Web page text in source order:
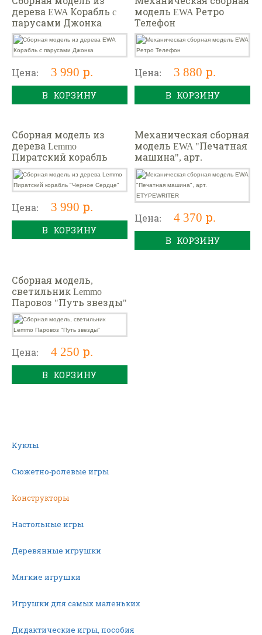
дерева EWA Корабль c
парусами Джонка
Цена: 3 990 р.
В КОРЗИНУ
модель EWA Ретро
Телефон
Цена: 3 880 р.
В КОРЗИНУ
Сборная модель из
дерева Lemmo
Пиратский корабль
"Черное Сердце"
Цена: 3 990 р.
В КОРЗИНУ
Механическая сборная
модель EWA "Печатная
машина", арт.
ETYPEWRITER
Цена: 4 370 р.
В КОРЗИНУ
Сборная модель,
светильник Lemmo
Паровоз "Путь звезды"
Цена: 4 250 р.
В КОРЗИНУ
Куклы
Сюжетно-ролевые игры
Конструкторы
Настольные игры
Деревянные игрушки
Мягкие игрушки
Игрушки для самых маленьких
Дидактические игры, пособия